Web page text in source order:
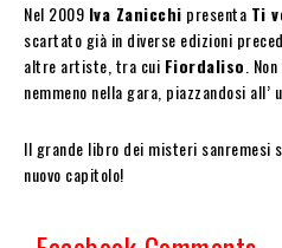
Nel 2009 Iva Zanicchi presenta Ti
scartato già in diverse edizioni
altre artiste, tra cui Fiordaliso .
nemmeno nella gara, piazzandosi all’
Il grande libro dei misteri sanremesi
nuovo capitolo!